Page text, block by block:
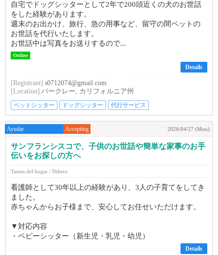
自宅でドッグシッターとして2年で200頭近くの犬のお世話
をした経験があります。
週末のお出かけ、旅行、急の用事など、留守の間ペットの
お世話を代行いたします。
お世話中は写真をお送りするので...
Online
Details
[Registrant] s0712074@gmail.com
[Location] バークレー, カリフォルニア州
ペットシッター ドッグシッター 代行サービス
Ayudar Accepting 2026/04/27 (Mon)
サンフランシスコで、子供のお世話や簡単な家事のお手
伝いをお探しの方へ
Tareas del hogar / Niñero
看護師として30年以上の経験があり、3人の子育てをしてき
ました。
赤ちゃんからお子様まで、安心してお任せいただけます。
▼対応内容
・ベビーシッター（新生児・乳児・幼児）
Details